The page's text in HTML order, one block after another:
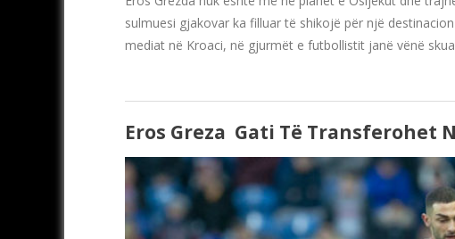
sulmuesi gjakovar ka filluar të shikojë për një
mediat në Kroaci, në gjurmët e futbollistit janë vënë
Eros Greza Gati Të Transferohet